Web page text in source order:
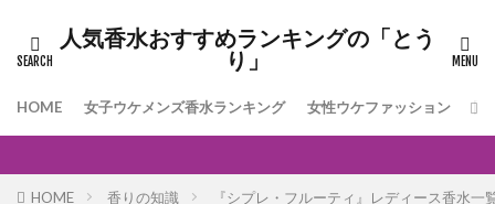
人気香水おすすめランキングの「とう
り」
HOME 女子ウケメンズ香水ランキング 女性ウケファッション [年
HOME 香りの知識 『シプレ・フルーティ』レディース香水一